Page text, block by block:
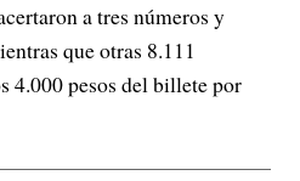
a tres números y
que otras 8.111
4.000 pesos del billete por